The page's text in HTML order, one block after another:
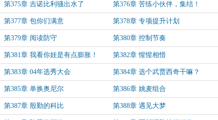
第375章 吉诺比利骚出水了 第376章 苦练小伙伴，集结！
第377章 包你们满意 第378章 专项提升计划
第379章 阅读防守 第380章 控制节奏
第381章 我看你娃是有点膨胀！ 第382章 惺惺相惜
第383章 04年选秀大会 第384章 选个武贾西奇干嘛？
第385章 单换奥尼尔 第386章 姚麦组合
第387章 殷勤的科比 第388章 遇见大梦